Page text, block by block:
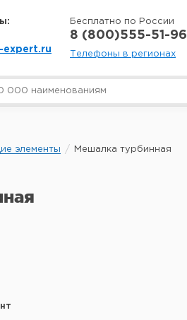
expert.ru
Бесплатно по России
8 (800)555-51-96
Телефоны в регионах
элементы Мешалка турбинная